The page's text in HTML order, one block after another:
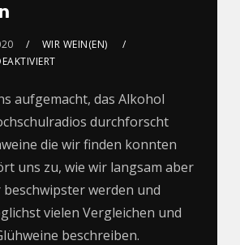
WIR WEIN(EN)
aufgemacht, das Alkohol
durchforscht
die wir finden konnten
uns zu, wie wir langsam aber
werden und
vielen Vergleichen und
beschreiben.